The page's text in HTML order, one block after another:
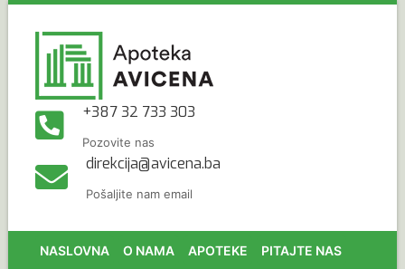
+387 32 733 303
Pozovite nas
direkcija@avicena.ba
Pošaljite nam email
NASLOVNA O NAMA APOTEKE PITAJTE NAS